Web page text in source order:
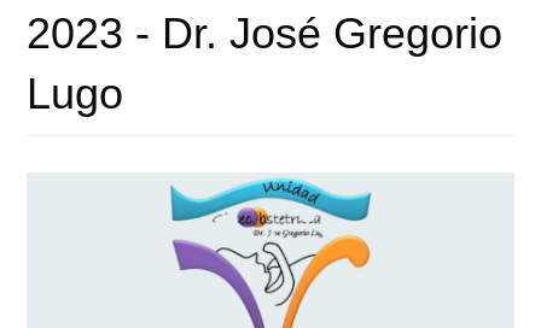
2023 - Dr. José Gregorio
Lugo